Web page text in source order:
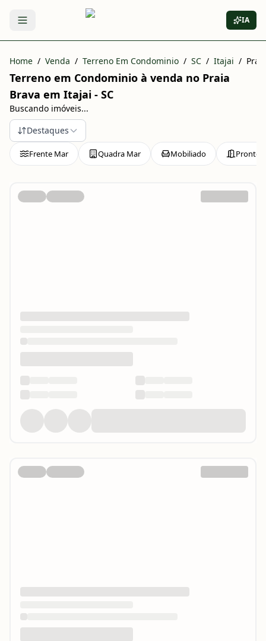
Abrir menu IA
Home / Venda / Terreno Em Condominio / SC / Itajai /
Terreno em Condominio à venda no Praia
Brava em Itajai - SC
Buscando imóveis...
Destaques
Frente Mar Quadra Mar Mobiliado Pronto